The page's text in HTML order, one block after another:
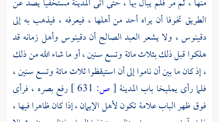
الطريق تخوفا أن يراه أحد من أهلها ، فيعرفه ، فيذهب به إلى
دقينوس، ولا يشعر العبد الصالح أندقينوسوأهل زمانه قد
هلكوا قبل ذلك بثلاث مائة وتسع سنين ، أو ما شاء الله من ذلك
، إذ كان ما بين أن ناموا إلى أن استيقظوا ثلاث مائة وتسع سنين ،
فلما رأىيمليخا باب المدينة [ص:
رفع بصره ، فرأى
فوق ظهر الباب علامة تكون لأهل الإيمان ، إذا كان ظاهرا فيها ،